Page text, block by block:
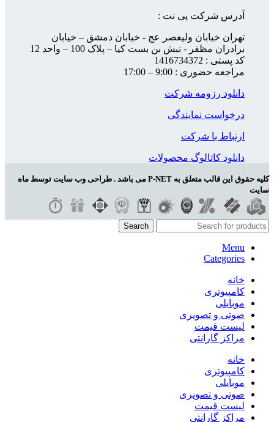
آدرس شرکت پی نت :
تهران خیابان ولیعصر عج - خیابان دمشق – خیابان
برادران مظفر - نبش بن بست کیا – پلاک 100 – واحد 12
کد پستی : 1416734372
مراجعه حضوری : 9:00 – 17:00
دانلود رزومه شرکت
درخواست نمایندگی
ارتباط با شرکت
دانلود کاتالوگ محصولات
کلیه حقوق این قالب متعلق به P-NET می باشد . طراحی وب سایت توسط ماه
سایت
Search
Menu
Categories
خانه
کامپیوتری
موبایلی
صوتی و تصویری
لیست قیمت
مراکز گارانتی
خانه
کامپیوتری
موبایلی
صوتی و تصویری
لیست قیمت
مراکز گارانتی